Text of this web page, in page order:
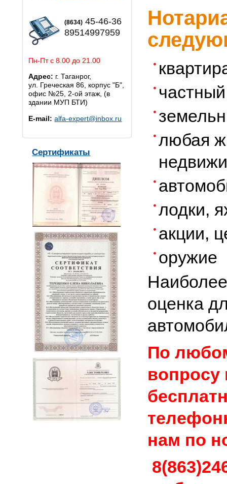
(8634) 45-46-36
89514997959
Пн-Пт с 8.00 до 21.00
Адрес: г. Таганрог,
ул. Греческая 86, корпус "Б",
офис №25, 2-ой этаж, (в
здании МУП БТИ)
E-mail: alfa-expert@inbox.ru
Сертификаты
любая
лодки,
акции,
оружие
оценка
По
вопросу
нам по